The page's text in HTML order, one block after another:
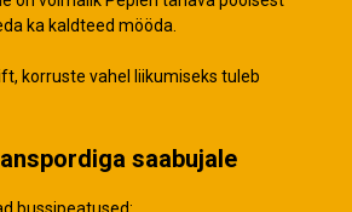
ka kaldteed mööda.
korruste vahel liikumiseks tuleb
saabujale